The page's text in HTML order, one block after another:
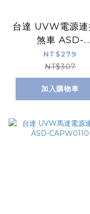
台達 UVW電源連
煞車 ASD-
CAPW1101
NT$279
NT$307
加入購物車